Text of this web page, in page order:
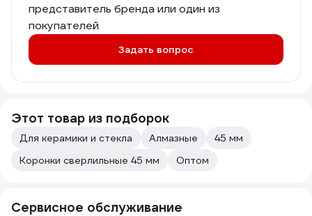
представитель бренда или один из
покупателей
Задать вопрос
Этот товар из подборок
Для керамики и стекла Алмазные
45 мм
Коронки сверлильные 45 мм
Оптом
Сервисное обслуживание